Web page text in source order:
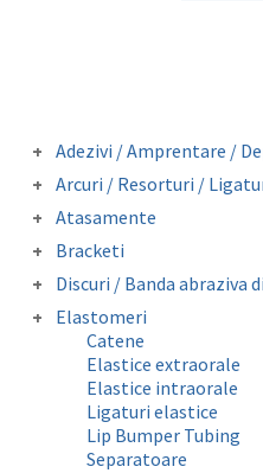
Adezivi / Amprentare /
Adezivi bracketi
Adezivi inel molar
Amprentare
Departatoare
Arcuri / Resorturi /
Arcuri preformate
Arcuri preformate
Fire otel drepte
Ligaturi metalice
Atasamente
Butoni colabili
Carlige crimpabile
Contentie
Mini stops
Obiceiuri vicioase
Bracketi
Bracketi
Bracketi fizionomici
Bracketi metalici
Discuri / Banda abraziva
Banda perforata
diamantata
Elastomeri
Catene
Elastice extraorale
Elastice intraorale
Ligaturi elastice
Lip Bumper Tubing
Separatoare